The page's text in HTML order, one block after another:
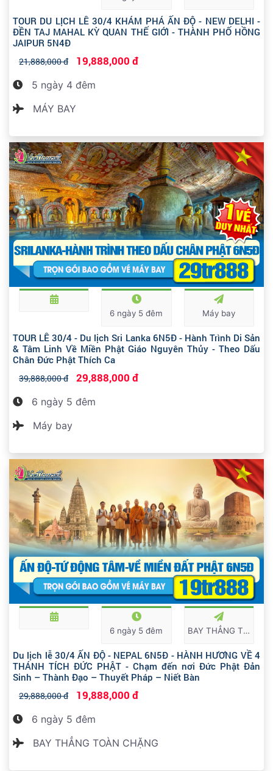
TOUR DU LỊCH LỄ 30/4 KHÁM PHÁ ẤN ĐỘ - NEW DELHI -
ĐỀN TAJ MAHAL KỲ QUAN THẾ GIỚI - THÀNH PHỐ HỒNG
JAIPUR 5N4Đ
21,888,000 đ 19,888,000 đ
5 ngày 4 đêm
MÁY BAY
6 ngày 5 đêm Máy bay
TOUR LỄ 30/4 - Du lịch Sri Lanka 6N5Đ - Hành Trình Di Sản
& Tâm Linh Về Miền Phật Giáo Nguyên Thủy - Theo Dấu
Chân Đức Phật Thích Ca
39,888,000 đ 29,888,000 đ
6 ngày 5 đêm
Máy bay
6 ngày 5 đêm BAY THẲNG TOÀN CHẶNG
Du lịch lễ 30/4 ẤN ĐỘ - NEPAL 6N5Đ - HÀNH HƯƠNG VỀ 4
THÁNH TÍCH ĐỨC PHẬT - Chạm đến nơi Đức Phật Đản
Sinh – Thành Đạo – Thuyết Pháp – Niết Bàn
29,888,000 đ 19,888,000 đ
6 ngày 5 đêm
BAY THẲNG TOÀN CHẶNG